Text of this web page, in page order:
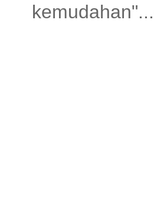
kemudahan"...